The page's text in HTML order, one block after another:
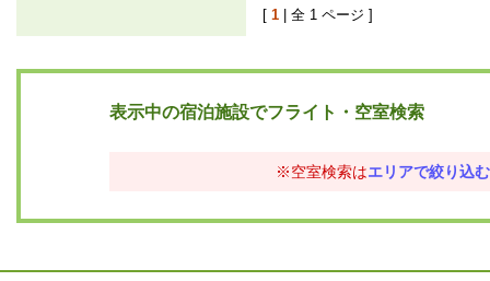
[ 1 | 全 1 ページ ]
表示中の宿泊施設でフライト・空室検索
※空室検索はエリアで絞り込む